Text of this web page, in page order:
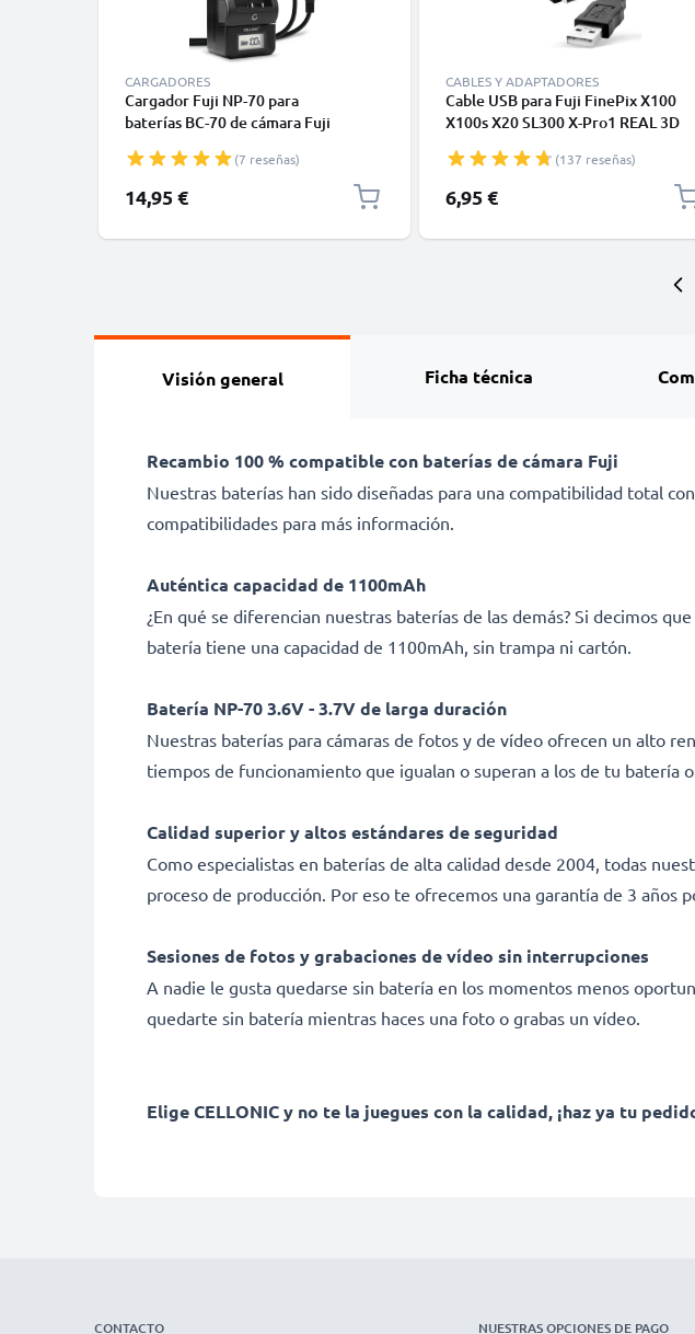
CARGADORES
Cargador Fuji NP-70 para
baterías BC-70 de cámara Fuji
F47fd Finepix F45fd de CELLONIC
(7 reseñas)
14,95 €
CABLES Y ADAPTADORES
Cable USB para Fuji FinePix X100
X100s X20 SL300 X-Pro1 REAL 3D
Cable de Carga y Datos 8 Pin Camera
Mini USB B 2.0 de 1.5m negro PVC
(137 reseñas)
6,95 €
Visión general Ficha técnica
Recambio 100 % compatible con baterías de cámara Fuji
Nuestras baterías han sido diseñadas para una compatibilidad total
compatibilidades para más información.
Auténtica capacidad de 1100mAh
¿En qué se diferencian nuestras baterías de las demás? Si decimos
batería tiene una capacidad de 1100mAh, sin trampa ni cartón.
Batería NP-70 3.6V - 3.7V de larga duración
Nuestras baterías para cámaras de fotos y de vídeo ofrecen un alto
tiempos de funcionamiento que igualan o superan a los de tu batería
Calidad superior y altos estándares de seguridad
Como especialistas en baterías de alta calidad desde 2004, todas
proceso de producción. Por eso te ofrecemos una garantía de 3 años
Sesiones de fotos y grabaciones de vídeo sin interrupciones
A nadie le gusta quedarse sin batería en los momentos menos
quedarte sin batería mientras haces una foto o grabas un vídeo.
Elige CELLONIC y no te la juegues con la calidad, ¡haz ya tu
CONTACTO NUESTRAS OPCIONES DE PAGO